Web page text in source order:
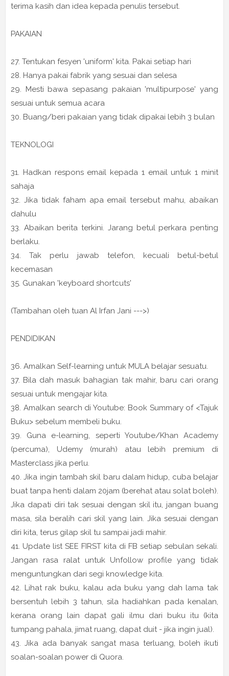
terima kasih dan idea kepada penulis tersebut.
PAKAIAN
27. Tentukan fesyen 'uniform' kita. Pakai setiap hari
28. Hanya pakai fabrik yang sesuai dan selesa
29. Mesti bawa sepasang pakaian 'multipurpose' yang
sesuai untuk semua acara
30. Buang/beri pakaian yang tidak dipakai lebih 3 bulan
TEKNOLOGI
31. Hadkan respons email kepada 1 email untuk 1 minit
sahaja
32. Jika tidak faham apa email tersebut mahu, abaikan
dahulu
33. Abaikan berita terkini. Jarang betul perkara penting
berlaku.
34. Tak perlu jawab telefon, kecuali betul-betul
kecemasan
35. Gunakan 'keyboard shortcuts'
(Tambahan oleh tuan Al Irfan Jani --->)
PENDIDIKAN
36. Amalkan Self-learning untuk MULA belajar sesuatu.
37. Bila dah masuk bahagian tak mahir, baru cari orang
sesuai untuk mengajar kita.
38. Amalkan search di Youtube: Book Summary of <Tajuk
Buku> sebelum membeli buku.
39. Guna e-learning, seperti Youtube/Khan Academy
(percuma), Udemy (murah) atau lebih premium di
Masterclass jika perlu.
40. Jika ingin tambah skil baru dalam hidup, cuba belajar
buat tanpa henti dalam 20jam (berehat atau solat boleh).
Jika dapati diri tak sesuai dengan skil itu, jangan buang
masa, sila beralih cari skil yang lain. Jika sesuai dengan
diri kita, terus gilap skil tu sampai jadi mahir.
41. Update list SEE FIRST kita di FB setiap sebulan sekali.
Jangan rasa ralat untuk Unfollow profile yang tidak
menguntungkan dari segi knowledge kita.
42. Lihat rak buku, kalau ada buku yang dah lama tak
bersentuh lebih 3 tahun, sila hadiahkan pada kenalan,
kerana orang lain dapat gali ilmu dari buku itu (kita
tumpang pahala, jimat ruang, dapat duit - jika ingin jual).
43. Jika ada banyak sangat masa terluang, boleh ikuti
soalan-soalan power di Quora.